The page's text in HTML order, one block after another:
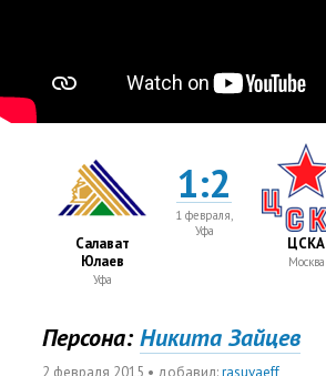
Салават
Юлаев
Уфа
1:2
1 февраля,
Уфа
ЦСКА
Москва
Персона: Никита Зайцев
2 февраля 2015 • добавил:rasuvaeff